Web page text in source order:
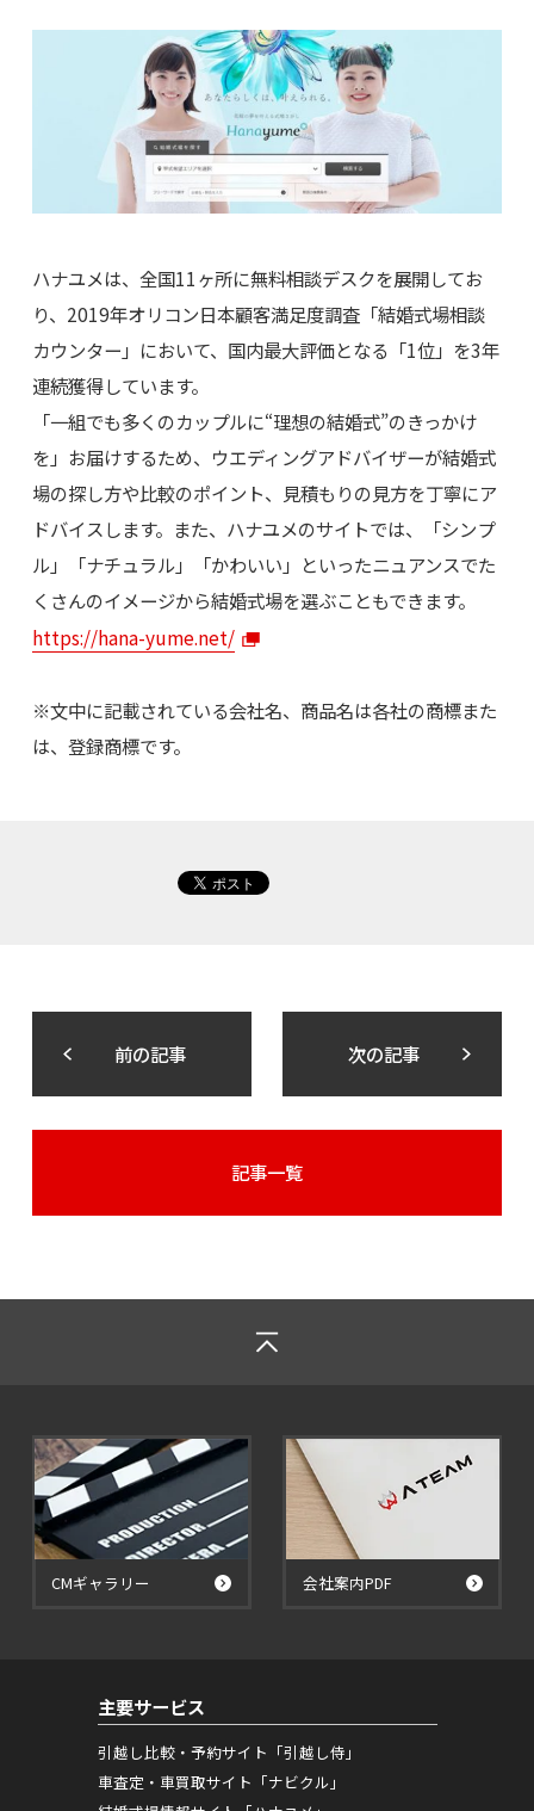
ハナユメは、全国11ヶ所に無料相談デスクを展開してお
り、2019年オリコン日本顧客満足度調査「結婚式場相談
カウンター」において、国内最大評価となる「1位」を3年
連続獲得しています。
「一組でも多くのカップルに“理想の結婚式”のきっかけ
を」お届けするため、ウエディングアドバイザーが結婚式
場の探し方や比較のポイント、見積もりの見方を丁寧にア
ドバイスします。また、ハナユメのサイトでは、「シンプ
ル」「ナチュラル」「かわいい」といったニュアンスでた
くさんのイメージから結婚式場を選ぶこともできます。
https://hana-yume.net/
※文中に記載されている会社名、商品名は各社の商標また
は、登録商標です。
前の記事 次の記事
記事一覧
CMギャラリー 会社案内PDF
主要サービス
引越し比較・予約サイト「引越し侍」
車査定・車買取サイト「ナビクル」